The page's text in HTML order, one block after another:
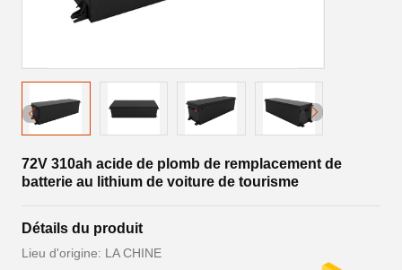
72V 310ah acide de plomb de remplacement de
batterie au lithium de voiture de tourisme
Détails du produit
Lieu d'origine: LA CHINE